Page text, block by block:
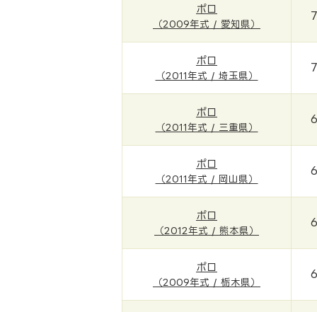
ポロ
（2009年式 / 愛知県）
ポロ
（2011年式 / 埼玉県）
ポロ
（2011年式 / 三重県）
ポロ
（2011年式 / 岡山県）
ポロ
（2012年式 / 熊本県）
ポロ
（2009年式 / 栃木県）